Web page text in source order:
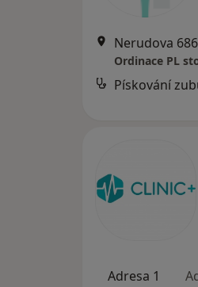
Nerudova
Ordinace PL
Pískování
Adresa 1